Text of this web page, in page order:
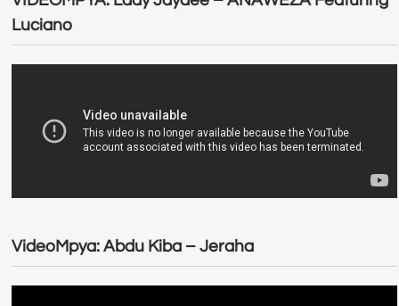
Luciano
VideoMpya: Abdu Kiba – Jeraha